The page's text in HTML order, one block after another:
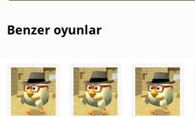
Benzer oyunlar